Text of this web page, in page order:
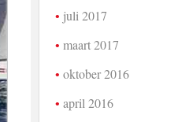
juli 2017
maart 2017
oktober 2016
april 2016